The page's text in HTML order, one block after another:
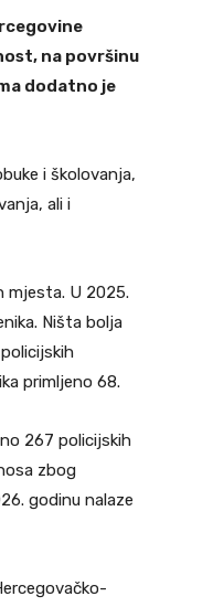
na površinu
dodatno je
i školovanja,
ali i
mjesta. U 2025.
Ništa bolja
primljeno 68.
267 policijskih
zbog
godinu nalaze